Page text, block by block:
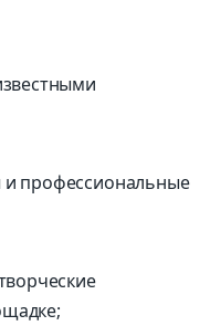
и профессиональные